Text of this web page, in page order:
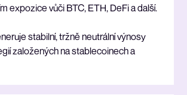
expozice vůči BTC, ETH, DeFi a další.
stabilní, tržně neutrální výnosy
založených na stablecoinech a